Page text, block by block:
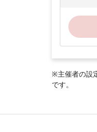
※主催者の設
です。